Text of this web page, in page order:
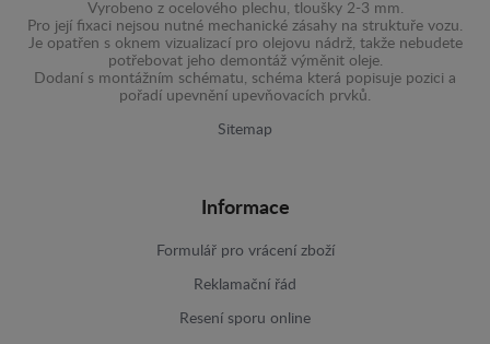
Vyrobeno z ocelového plechu, tloušky 2-3 mm.
Pro její fixaci nejsou nutné mechanické zásahy na struktuře vozu.
Je opatřen s oknem vizualizací pro olejovu nádrž, takže nebudete
potřebovat jeho demontáž výměnit oleje.
Dodaní s montážním schématu, schéma která popisuje pozici a
pořadí upevnění upevňovacích prvků.
Sitemap
Informace
Formulář pro vrácení zboží
Reklamační řád
Resení sporu online